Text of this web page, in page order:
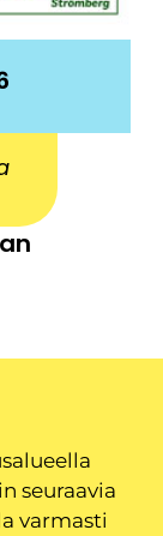
seuraavia
varmasti